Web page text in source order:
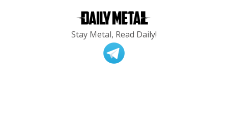
Stay Metal, Read Daily!